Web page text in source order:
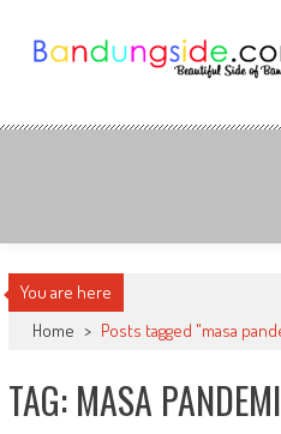
content
Bandung Side
You are here
Home > Posts tagged "masa
TAG: MASA PANDEMI